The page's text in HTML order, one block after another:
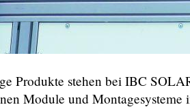
Produkte stehen bei IBC
Module und